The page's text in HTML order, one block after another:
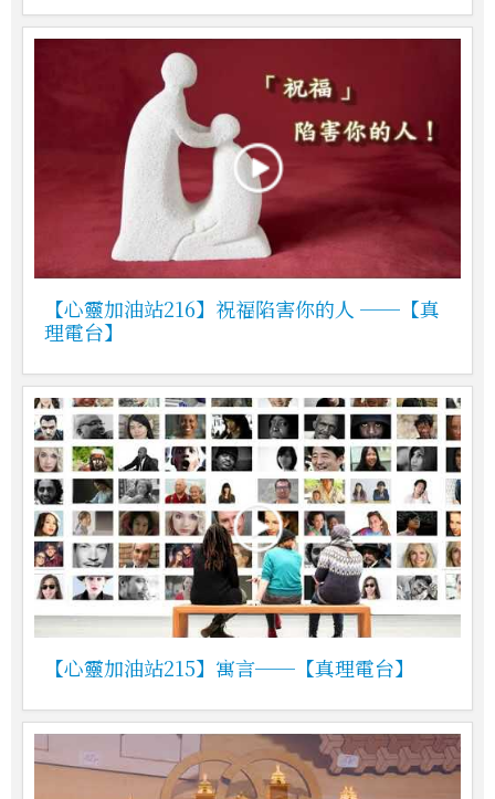
【心靈加油站216】祝福陷害你的人 ──【真
理電台】
【心靈加油站215】寓言──【真理電台】